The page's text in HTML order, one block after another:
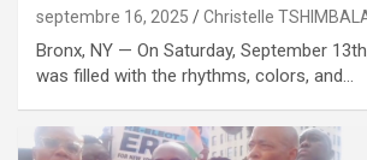
septembre 16, 2025 Christelle
Bronx, NY — On Saturday, September
was filled with the rhythms, colors, and…